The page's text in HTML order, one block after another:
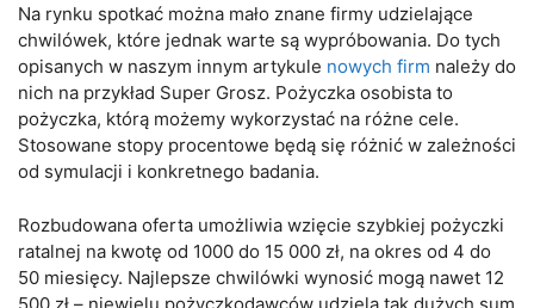
Na rynku spotkać można mało znane firmy udzielające
chwilówek, które jednak warte są wypróbowania. Do tych
opisanych w naszym innym artykule nowych firm należy do
nich na przykład Super Grosz. Pożyczka osobista to
pożyczka, którą możemy wykorzystać na różne cele.
Stosowane stopy procentowe będą się różnić w zależności
od symulacji i konkretnego badania.
Rozbudowana oferta umożliwia wzięcie szybkiej pożyczki
ratalnej na kwotę od 1000 do 15 000 zł, na okres od 4 do
50 miesięcy. Najlepsze chwilówki wynosić mogą nawet 12